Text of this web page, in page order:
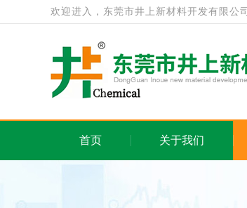
欢迎进入，东莞市井上新材料开发有限公司
首页 关于我们